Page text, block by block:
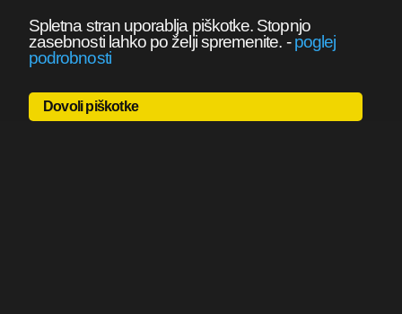
Spletna stran uporablja piškotke. Stopnjo
zasebnosti lahko po želji spremenite. -poglej
podrobnosti
Dovoli piškotke